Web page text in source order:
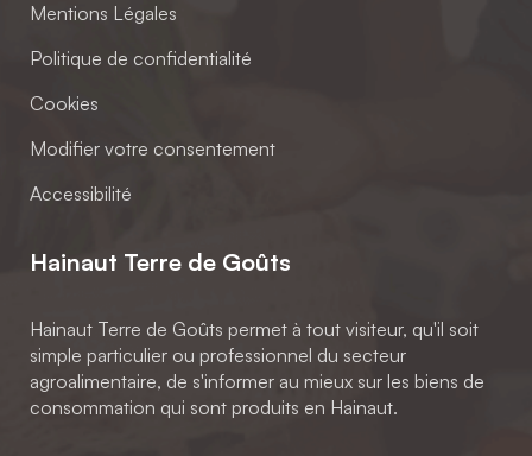
Mentions Légales
Politique de confidentialité
Cookies
Modifier votre consentement
Accessibilité
Hainaut Terre de Goûts
Hainaut Terre de Goûts permet à tout visiteur, qu'il soit
simple particulier ou professionnel du secteur
agroalimentaire, de s'informer au mieux sur les biens de
consommation qui sont produits en Hainaut.